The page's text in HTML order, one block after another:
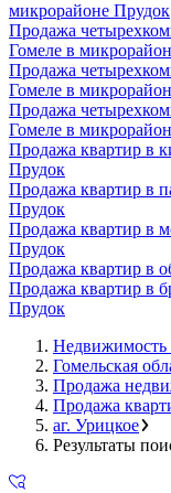
микрорайоне Прудок
Продажа
Гомеле в
Продажа
Гомеле в
Продажа
Гомеле в
Продажа квартир в
Прудок
Продажа квартир в
Прудок
Продажа квартир в
Прудок
Продажа квартир в
Продажа квартир в
Прудок
Недвижимость
Гомельская
Продажа
Продажа
аг. Урицкое
Результаты